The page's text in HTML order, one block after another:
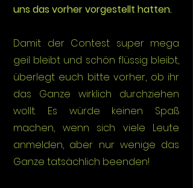
uns das vorher vorgestellt hatten.
Damit der Contest super mega
geil bleibt und schön flüssig bleibt,
überlegt euch bitte vorher, ob ihr
das Ganze wirklich durchziehen
wollt. Es würde keinen Spaß
machen, wenn sich viele Leute
anmelden, aber nur wenige das
Ganze tatsächlich beenden!